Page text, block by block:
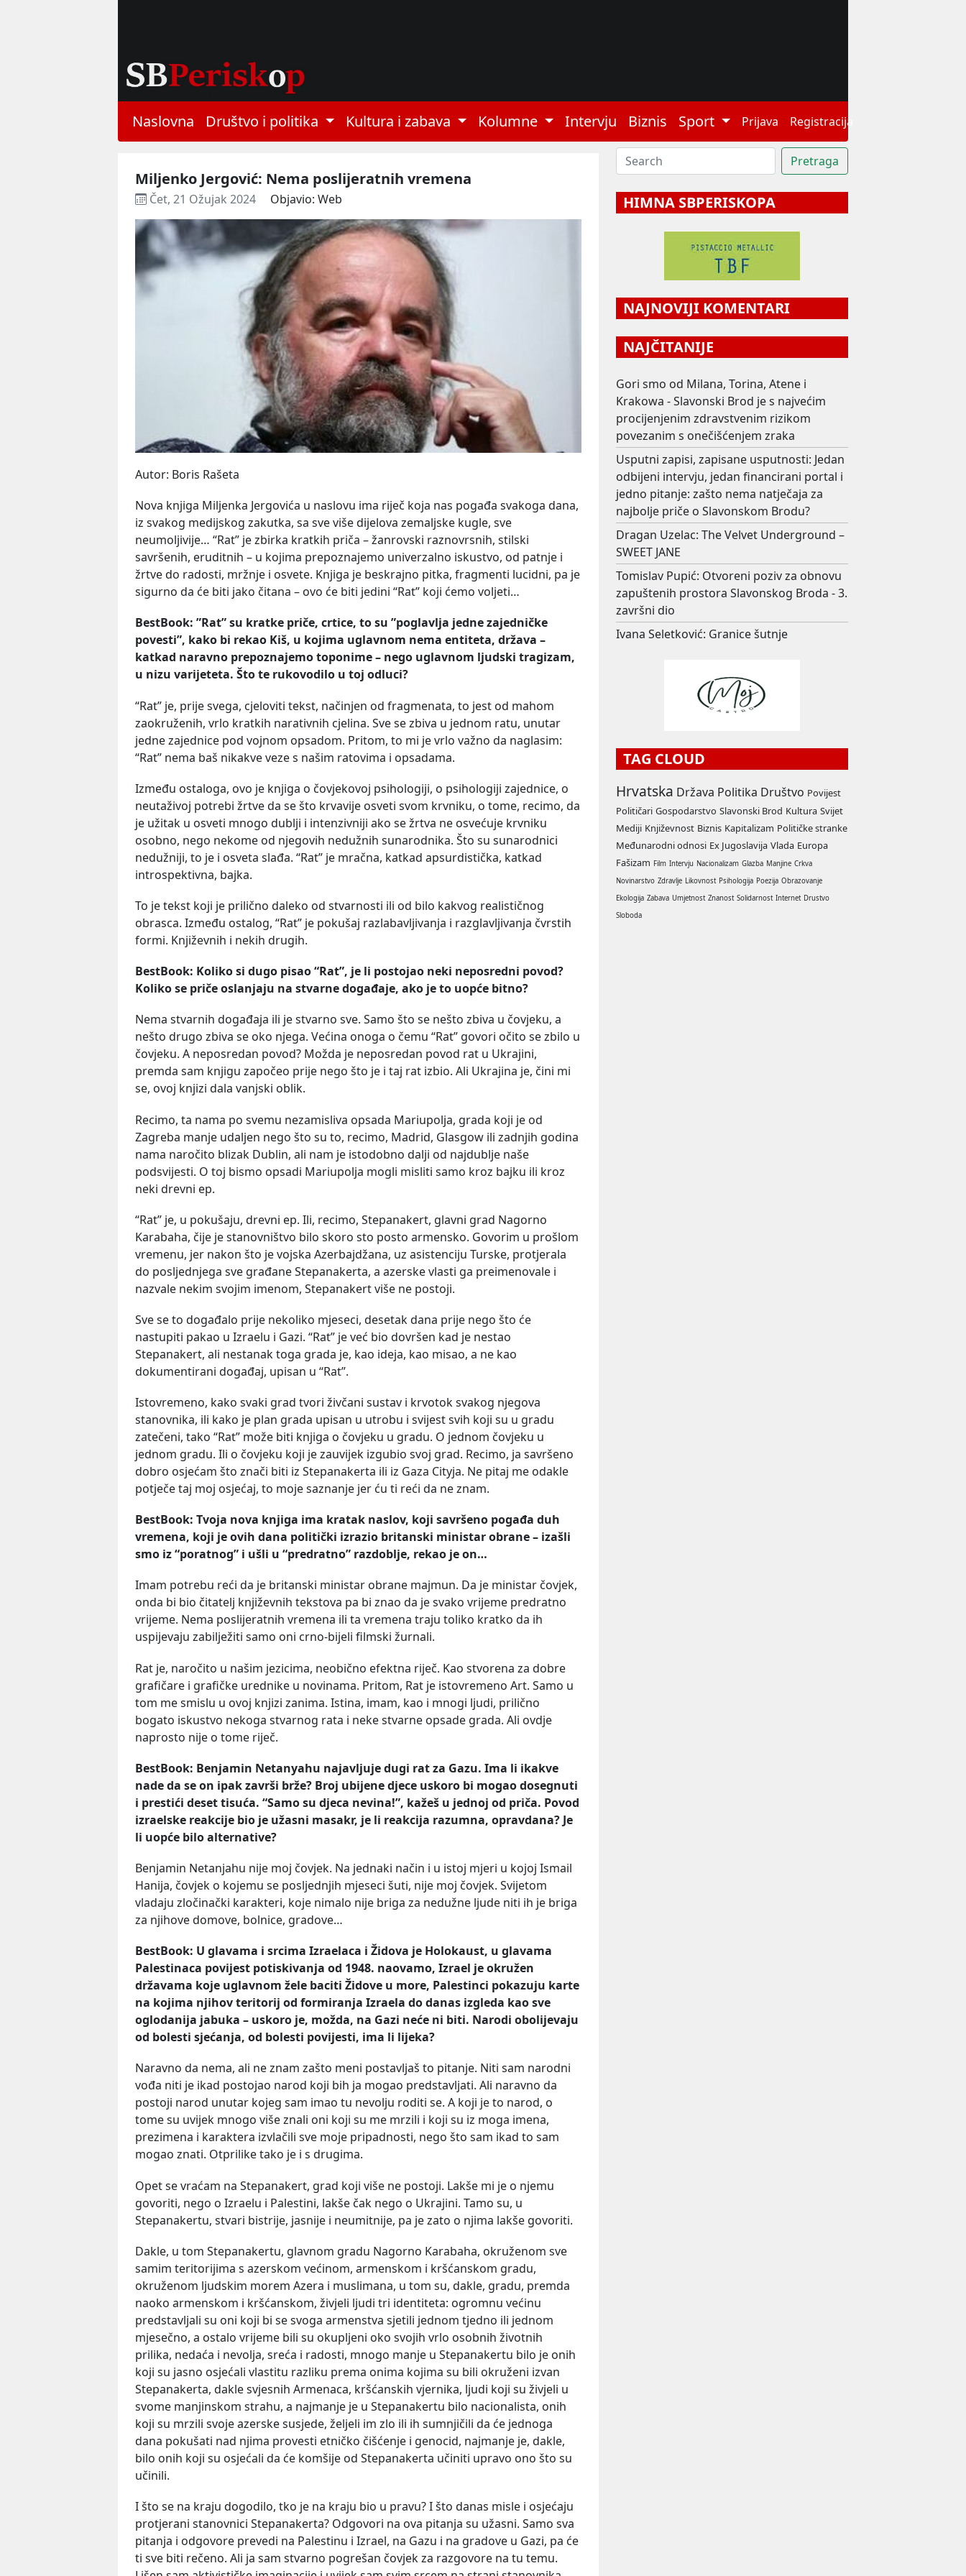
Naslovna Društvo i politika Kultura i zabava Kolumne Intervju Biznis Sport Prijava Registracija
Miljenko Jergović: Nema poslijeratnih vremena
Čet, 21 Ožujak 2024 Objavio: Web
Autor: Boris Rašeta
Nova knjiga Miljenka Jergovića u naslovu ima riječ koja nas pogađa svakoga dana,
iz svakog medijskog zakutka, sa sve više dijelova zemaljske kugle, sve
neumoljivije… “Rat” je zbirka kratkih priča – žanrovski raznovrsnih, stilski
savršenih, eruditnih – u kojima prepoznajemo univerzalno iskustvo, od patnje i
žrtve do radosti, mržnje i osvete. Knjiga je beskrajno pitka, fragmenti lucidni, pa je
sigurno da će biti jako čitana – ovo će biti jedini “Rat” koji ćemo voljeti…
BestBook: ”Rat”su kratke priče, crtice, tosu ”poglavlja jednezajedničke
povesti”, kako bi rekao Kiš, u kojima uglavnom nema entiteta, država –
katkad naravno prepoznajemotoponime– nego uglavnom ljudski tragizam,
u nizu varijeteta. Štote rukovodilo u toj odluci?
“Rat” je, prije svega, cjeloviti tekst, načinjen od fragmenata, to jest od mahom
zaokruženih, vrlo kratkih narativnih cjelina. Sve se zbiva u jednom ratu, unutar
jedne zajednice pod vojnom opsadom. Pritom, to mi je vrlo važno da naglasim:
“Rat” nema baš nikakve veze s našim ratovima i opsadama.
Između ostaloga, ovo je knjiga o čovjekovoj psihologiji, o psihologiji zajednice, o
neutaživoj potrebi žrtve da se što krvavije osveti svom krvniku, o tome, recimo, da
je užitak u osveti mnogo dublji i intenzivniji ako se žrtva ne osvećuje krvniku
osobno, nego nekome od njegovih nedužnih sunarodnika. Što su sunarodnici
nedužniji, to je i osveta slađa. “Rat” je mračna, katkad apsurdistička, katkad
introspektivna, bajka.
To je tekst koji je prilično daleko od stvarnosti ili od bilo kakvog realističnog
obrasca. Između ostalog, “Rat” je pokušaj razlabavljivanja i razglavljivanja čvrstih
formi. Književnih i nekih drugih.
BestBook: Kolikosi dugo pisao“Rat”, je li postojao neki neposredni povod?
Kolikose pričeoslanjaju na stvarnedogađaje, ako jeto uopće bitno?
Nema stvarnih događaja ili je stvarno sve. Samo što se nešto zbiva u čovjeku, a
nešto drugo zbiva se oko njega. Većina onoga o čemu “Rat” govori očito se zbilo u
čovjeku. A neposredan povod? Možda je neposredan povod rat u Ukrajini,
premda sam knjigu započeo prije nego što je i taj rat izbio. Ali Ukrajina je, čini mi
se, ovoj knjizi dala vanjski oblik.
Recimo, ta nama po svemu nezamisliva opsada Mariupolja, grada koji je od
Zagreba manje udaljen nego što su to, recimo, Madrid, Glasgow ili zadnjih godina
nama naročito blizak Dublin, ali nam je istodobno dalji od najdublje naše
podsvijesti. O toj bismo opsadi Mariupolja mogli misliti samo kroz bajku ili kroz
neki drevni ep.
“Rat” je, u pokušaju, drevni ep. Ili, recimo, Stepanakert, glavni grad Nagorno
Karabaha, čije je stanovništvo bilo skoro sto posto armensko. Govorim u prošlom
vremenu, jer nakon što je vojska Azerbajdžana, uz asistenciju Turske, protjerala
do posljednjega sve građane Stepanakerta, a azerske vlasti ga preimenovale i
nazvale nekim svojim imenom, Stepanakert više ne postoji.
Sve se to događalo prije nekoliko mjeseci, desetak dana prije nego što će
nastupiti pakao u Izraelu i Gazi. “Rat” je već bio dovršen kad je nestao
Stepanakert, ali nestanak toga grada je, kao ideja, kao misao, a ne kao
dokumentirani događaj, upisan u “Rat”.
Istovremeno, kako svaki grad tvori živčani sustav i krvotok svakog njegova
stanovnika, ili kako je plan grada upisan u utrobu i svijest svih koji su u gradu
zatečeni, tako “Rat” može biti knjiga o čovjeku u gradu. O jednom čovjeku u
jednom gradu. Ili o čovjeku koji je zauvijek izgubio svoj grad. Recimo, ja savršeno
dobro osjećam što znači biti iz Stepanakerta ili iz Gaza Cityja. Ne pitaj me odakle
potječe taj moj osjećaj, to moje saznanje jer ću ti reći da ne znam.
BestBook: Tvoja nova knjiga ima kratak naslov, koji savršeno pogađa duh
vremena, koji je ovih dana politički izrazio britanski ministar obrane – izašli
smo iz “poratnog” i ušli u “predratno” razdoblje, rekao je on…
Imam potrebu reći da je britanski ministar obrane majmun. Da je ministar čovjek,
onda bi bio čitatelj književnih tekstova pa bi znao da je svako vrijeme predratno
vrijeme. Nema poslijeratnih vremena ili ta vremena traju toliko kratko da ih
uspijevaju zabilježiti samo oni crno-bijeli filmski žurnali.
Rat je, naročito u našim jezicima, neobično efektna riječ. Kao stvorena za dobre
grafičare i grafičke urednike u novinama. Pritom, Rat je istovremeno Art. Samo u
tom me smislu u ovoj knjizi zanima. Istina, imam, kao i mnogi ljudi, prilično
bogato iskustvo nekoga stvarnog rata i neke stvarne opsade grada. Ali ovdje
naprosto nije o tome riječ.
BestBook: Benjamin Netanyahu najavljuje dugi rat za Gazu. Ima li ikakve
nade da se on ipak završi brže? Broj ubijene djece uskoro bi mogao dosegnuti
i prestići deset tisuća. “Samo su djeca nevina!”, kažeš u jednoj od priča. Povod
izraelske reakcije bio je užasni masakr, je li reakcija razumna, opravdana? Je
li uopće bilo alternative?
Benjamin Netanjahu nije moj čovjek. Na jednaki način i u istoj mjeri u kojoj Ismail
Hanija, čovjek o kojemu se posljednjih mjeseci šuti, nije moj čovjek. Svijetom
vladaju zločinački karakteri, koje nimalo nije briga za nedužne ljude niti ih je briga
za njihove domove, bolnice, gradove…
BestBook: U glavama i srcima Izraelaca i Židova je Holokaust, u glavama
Palestinaca povijest potiskivanja od 1948. naovamo, Izrael je okružen
državama koje uglavnom žele baciti Židove u more, Palestinci pokazuju karte
na kojima njihov teritorij od formiranja Izraela do danas izgleda kao sve
oglodanija jabuka – uskoro je, možda, na Gazi neće ni biti. Narodi obolijevaju
od bolesti sjećanja, od bolesti povijesti, ima li lijeka?
Naravno da nema, ali ne znam zašto meni postavljaš to pitanje. Niti sam narodni
vođa niti je ikad postojao narod koji bih ja mogao predstavljati. Ali naravno da
postoji narod unutar kojeg sam imao tu nevolju roditi se. A koji je to narod, o
tome su uvijek mnogo više znali oni koji su me mrzili i koji su iz moga imena,
prezimena i karaktera izvlačili sve moje pripadnosti, nego što sam ikad to sam
mogao znati. Otprilike tako je i s drugima.
Opet se vraćam na Stepanakert, grad koji više ne postoji. Lakše mi je o njemu
govoriti, nego o Izraelu i Palestini, lakše čak nego o Ukrajini. Tamo su, u
Stepanakertu, stvari bistrije, jasnije i neumitnije, pa je zato o njima lakše govoriti.
Dakle, u tom Stepanakertu, glavnom gradu Nagorno Karabaha, okruženom sve
samim teritorijima s azerskom većinom, armenskom i kršćanskom gradu,
okruženom ljudskim morem Azera i muslimana, u tom su, dakle, gradu, premda
naoko armenskom i kršćanskom, živjeli ljudi tri identiteta: ogromnu većinu
predstavljali su oni koji bi se svoga armenstva sjetili jednom tjedno ili jednom
mjesečno, a ostalo vrijeme bili su okupljeni oko svojih vrlo osobnih životnih
prilika, nedaća i nevolja, sreća i radosti, mnogo manje u Stepanakertu bilo je onih
koji su jasno osjećali vlastitu razliku prema onima kojima su bili okruženi izvan
Stepanakerta, dakle svjesnih Armenaca, kršćanskih vjernika, ljudi koji su živjeli u
svome manjinskom strahu, a najmanje je u Stepanakertu bilo nacionalista, onih
koji su mrzili svoje azerske susjede, željeli im zlo ili ih sumnjičili da će jednoga
dana pokušati nad njima provesti etničko čišćenje i genocid, najmanje je, dakle,
bilo onih koji su osjećali da će komšije od Stepanakerta učiniti upravo ono što su
učinili.
I što se na kraju dogodilo, tko je na kraju bio u pravu? I što danas misle i osjećaju
protjerani stanovnici Stepanakerta? Odgovori na ova pitanja su užasni. Samo sva
pitanja i odgovore prevedi na Palestinu i Izrael, na Gazu i na gradove u Gazi, pa će
ti sve biti rečeno. Ali ja sam stvarno pogrešan čovjek za razgovore na tu temu.
HIMNA SBPERISKOPA
NAJNOVIJI KOMENTARI
NAJČITANIJE
Gori smo od Milana, Torina, Atene i
Krakowa - Slavonski Brod je s najvećim
procijenjenim zdravstvenim rizikom
povezanim s onečišćenjem zraka
Usputni zapisi, zapisane usputnosti: Jedan
odbijeni intervju, jedan financirani portal i
jedno pitanje: zašto nema natječaja za
najbolje priče o Slavonskom Brodu?
Dragan Uzelac: The Velvet Underground –
SWEET JANE
Tomislav Pupić: Otvoreni poziv za obnovu
zapuštenih prostora Slavonskog Broda - 3.
završni dio
Ivana Seletković: Granice šutnje
TAG CLOUD
Hrvatska Država Politika Društvo Povijest
Političari Gospodarstvo Slavonski Brod Kultura Svijet
Mediji Književnost Biznis Kapitalizam Političke stranke
Međunarodni odnosi Ex Jugoslavija Vlada Europa
Fašizam Film Intervju Nacionalizam Glazba Manjine Crkva
Novinarstvo Zdravlje Likovnost Psihologija Poezija Obrazovanje
Ekologija Zabava Umjetnost Znanost Solidarnost Internet Drustvo
Sloboda